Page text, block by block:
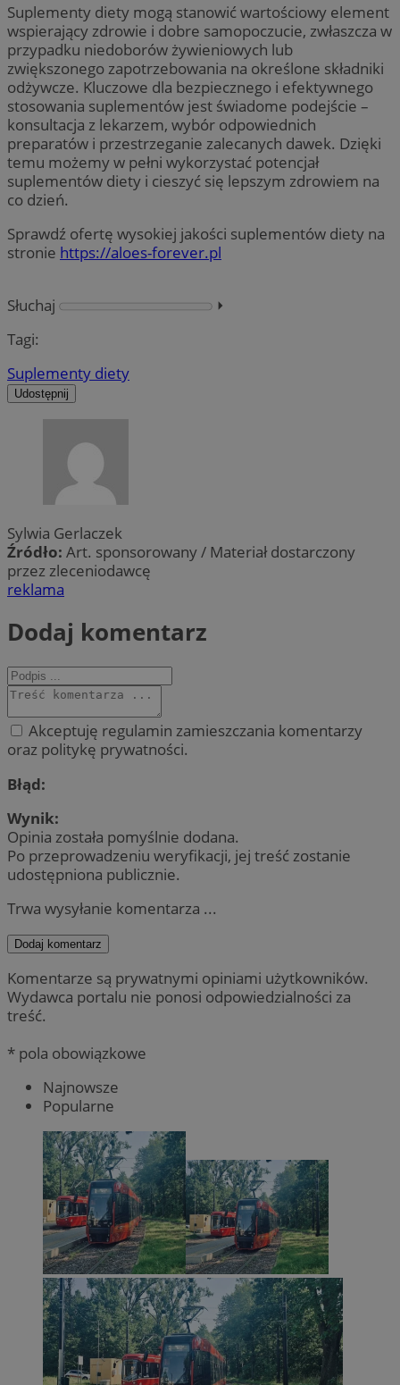
Suplementy diety mogą stanowić wartościowy element
wspierający zdrowie i dobre samopoczucie, zwłaszcza w
przypadku niedoborów żywieniowych lub
zwiększonego zapotrzebowania na określone składniki
odżywcze. Kluczowe dla bezpiecznego i efektywnego
stosowania suplementów jest świadome podejście –
konsultacja z lekarzem, wybór odpowiednich
preparatów i przestrzeganie zalecanych dawek. Dzięki
temu możemy w pełni wykorzystać potencjał
suplementów diety i cieszyć się lepszym zdrowiem na
co dzień.
Sprawdź ofertę wysokiej jakości suplementów diety na
stronie https://aloes-forever.pl
Słuchaj
⏵︎
Tagi:
Suplementy diety
Udostępnij
Sylwia Gerlaczek
Źródło: Art. sponsorowany / Materiał dostarczony
przez zleceniodawcę
reklama
Dodaj komentarz
Akceptuję regulamin zamieszczania komentarzy
oraz politykę prywatności.
Błąd:
Wynik:
Opinia została pomyślnie dodana.
Po przeprowadzeniu weryfikacji, jej treść zostanie
udostępniona publicznie.
Trwa wysyłanie komentarza ...
Dodaj komentarz
Komentarze są prywatnymi opiniami użytkowników.
Wydawca portalu nie ponosi odpowiedzialności za
treść.
* pola obowiązkowe
Najnowsze
Popularne